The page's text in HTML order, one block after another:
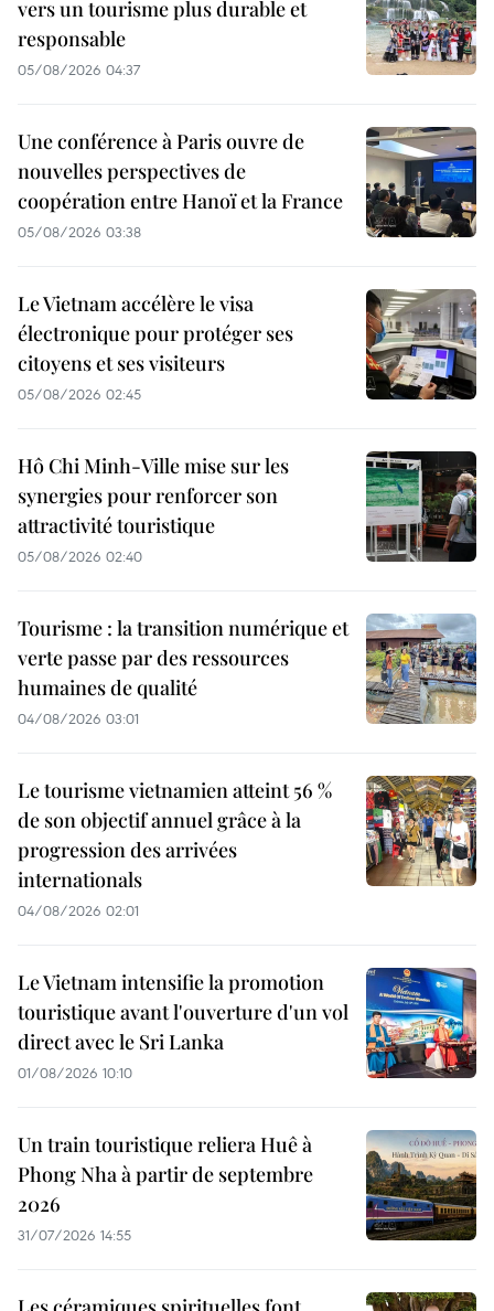
vers un tourisme plus durable et
responsable
05/08/2026 04:37
Une conférence à Paris ouvre de
nouvelles perspectives de
coopération entre Hanoï et la France
05/08/2026 03:38
Le Vietnam accélère le visa
électronique pour protéger ses
citoyens et ses visiteurs
05/08/2026 02:45
Hô Chi Minh-Ville mise sur les
synergies pour renforcer son
attractivité touristique
05/08/2026 02:40
Tourisme : la transition numérique et
verte passe par des ressources
humaines de qualité
04/08/2026 03:01
Le tourisme vietnamien atteint 56 %
de son objectif annuel grâce à la
progression des arrivées
internationals
04/08/2026 02:01
Le Vietnam intensifie la promotion
touristique avant l'ouverture d'un vol
direct avec le Sri Lanka
01/08/2026 10:10
Un train touristique reliera Huê à
Phong Nha à partir de septembre
2026
31/07/2026 14:55